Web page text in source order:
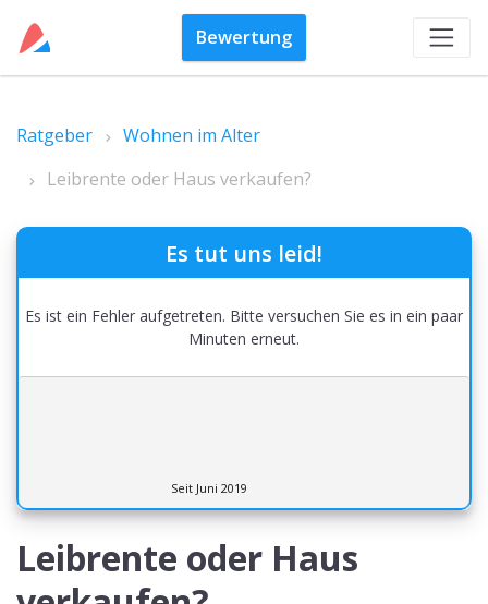
Bewertung
Ratgeber
Wohnen im Alter
Leibrente oder Haus verkaufen?
Leibrente oder Haus
Es tut uns leid!
Es ist ein Fehler aufgetreten. Bitte versuchen Sie es in ein paar
Minuten erneut.
Seit Juni 2019